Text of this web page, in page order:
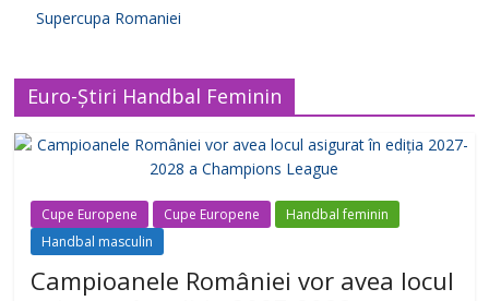
Supercupa Romaniei
Euro-Știri Handbal Feminin
Cupe Europene Cupe Europene
Handbal feminin
Handbal masculin
Campioanele României vor avea locul